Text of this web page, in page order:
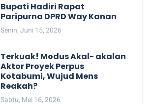
Bupati Hadiri Rapat
Paripurna DPRD Way Kanan
Senin, Juni 15, 2026
Terkuak! Modus Akal- akalan
Aktor Proyek Perpus
Kotabumi, Wujud Mens
Reakah?
Sabtu, Mei 16, 2026